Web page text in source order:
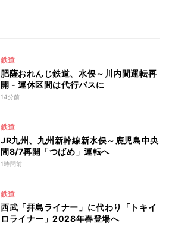
鉄道
肥薩おれんじ鉄道、水俣～川内間運転再
開 - 運休区間は代行バスに
14分前
鉄道
JR九州、九州新幹線新水俣～鹿児島中央
間8/7再開「つばめ」運転へ
1時間前
鉄道
西武「拝島ライナー」に代わり「トキイ
ロライナー」2028年春登場へ